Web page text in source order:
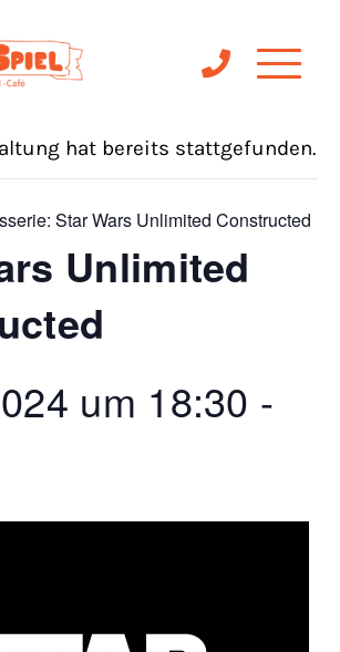
hat bereits stattgefunden.
Star Wars Unlimited Constructed
Unlimited
um 18:30 -